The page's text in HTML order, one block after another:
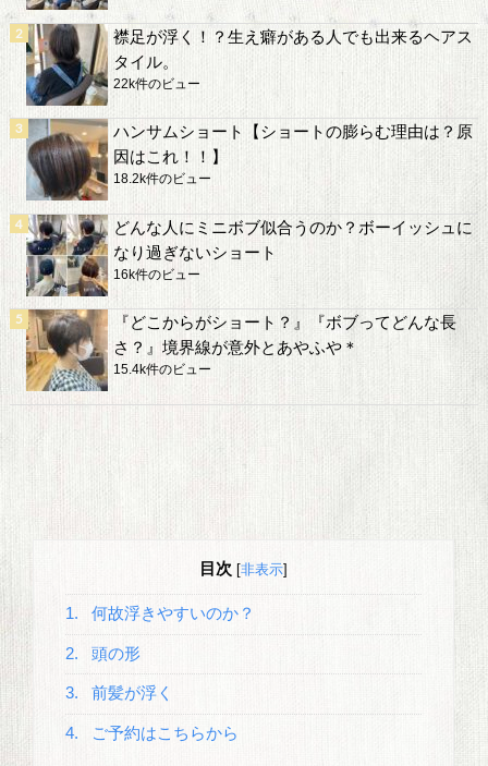
襟足が浮く！？生え癖がある人でも出来るヘアス
タイル。
22k件のビュー
ハンサムショート【ショートの膨らむ理由は？原
因はこれ！！】
18.2k件のビュー
どんな人にミニボブ似合うのか？ボーイッシュに
なり過ぎないショート
16k件のビュー
『どこからがショート？』『ボブってどんな長
さ？』境界線が意外とあやふや＊
15.4k件のビュー
目次 [非表示]
1. 何故浮きやすいのか？
2. 頭の形
3. 前髪が浮く
4. ご予約はこちらから